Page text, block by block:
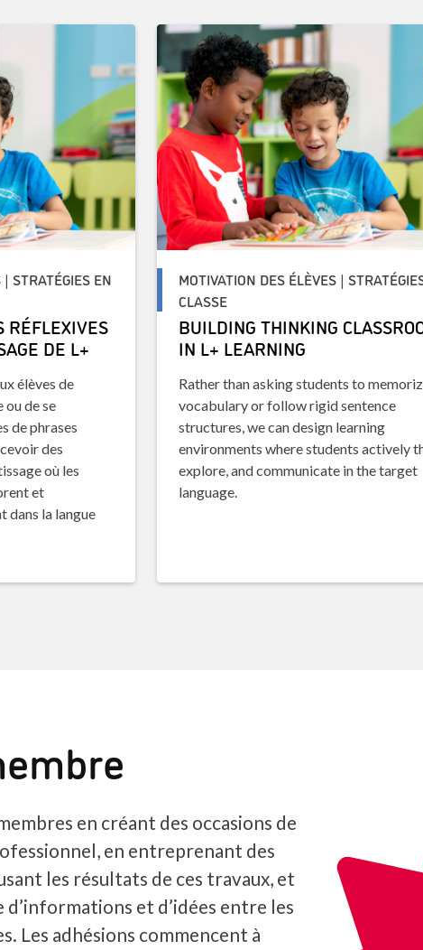
STRATÉGIES EN
RÉFLEXIVES
DE L+
élèves de
de se
de phrases
des
où les
et
dans la langue
MOTIVATION DES ÉLÈVES |
CLASSE
BUILDING THINKING
IN L+ LEARNING
Rather than asking students to
vocabulary or follow rigid sentence
structures, we can design learning
environments where students actively
explore, and communicate in the target
language.
en créant des occasions de
en entreprenant des
les résultats de ces travaux, et
d’informations et d’idées entre les
Les adhésions commencent à